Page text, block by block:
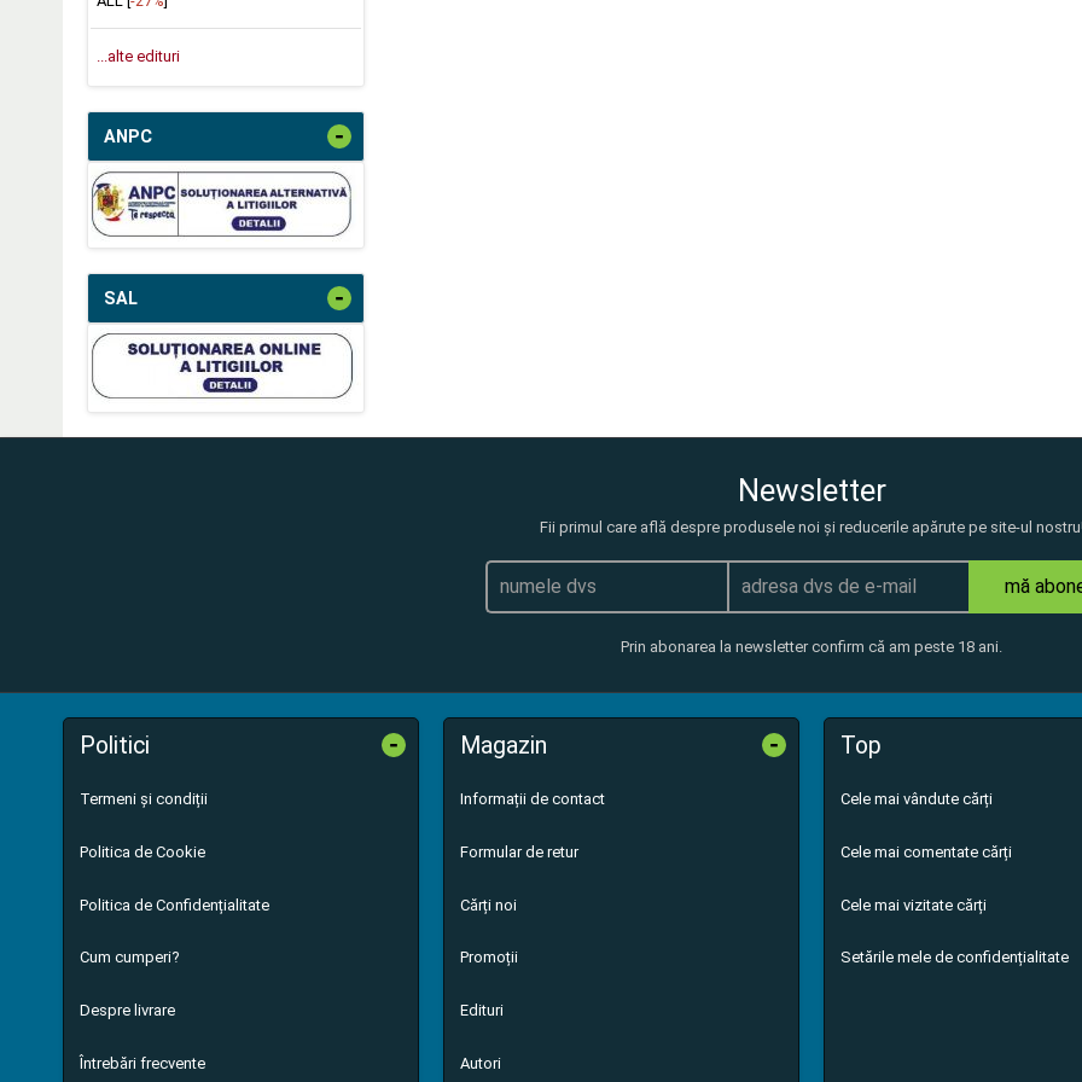
...alte edituri
ANPC -
SAL -
Newsletter
Fii primul care află despre produsele noi și reducerile apărute pe site-ul
mă
Prin abonarea la newsletter confirm că am peste 18 ani.
Politici -
Termeni și condiții
Politica de Cookie
Politica de Confidențialitate
Cum cumperi?
Despre livrare
Întrebări frecvente
Magazin -
Informații de contact
Formular de retur
Cărți noi
Promoții
Edituri
Autori
Top
Cele mai vândute cărți
Cele mai comentate cărți
Cele mai vizitate cărți
Setările mele de confidențialitate